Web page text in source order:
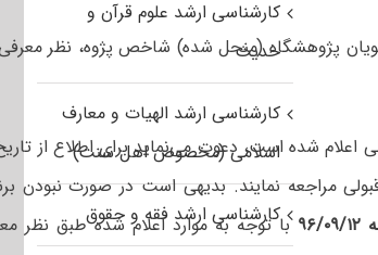
دانشجویان پژوهشگاه (منحل شده) شاخص پژوه، نظر
شده‌ است‌، دعوت‌ می‌نماید برای اطلاع از
مراجعه نمایند. بدیهی است در صورت نبودن
با توجه به موارد اعلام شده طبق نظر
کارشناسی ارشد علوم قرآن و
حدیث
کارشناسی ارشد الهیات و معارف
اسلامی (مخصوص اهل سنت)
کارشناسی ارشد فقه و حقوق